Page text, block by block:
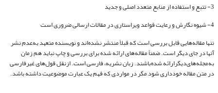
3- تتبع و استفاده از منابع متعدد اصلی و جدید
4- شیوه نگارش و رعایت قواعد ویراستاری در مقالات ارسالی ضروری است
تنها مقاله‌هایی قابل بررسی است که قبلاً منتشر نشده‌اند و نویسنده متعهد به‌عدم‌ نشر
آنها در جای دیگر است. ضمناً مقاله‌های‌ ارائه‌ شده برای‌‌ بررسی‌ و چاپ نباید هم‌ زمان
به‌مجله‌های‌دیگرارائه ‌شده‌باشند. زبان‌ نشریه، فارسی ‌است. ازنقل­ قول‌های غیرفارسی
در متن مقاله خودداری شود مگر در مواردی که فهم یک عبارت موضوعیت داشته باشد.